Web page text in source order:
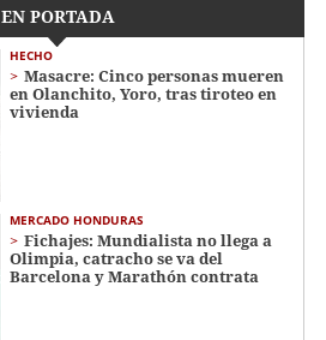
EN PORTADA
HECHO
Masacre: Cinco personas mueren
en Olanchito, Yoro, tras tiroteo en
vivienda
MERCADO HONDURAS
Fichajes: Mundialista no llega a
Olimpia, catracho se va del
Barcelona y Marathón contrata